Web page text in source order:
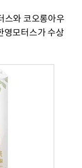
스와 코오롱아우
영모터스가 수상